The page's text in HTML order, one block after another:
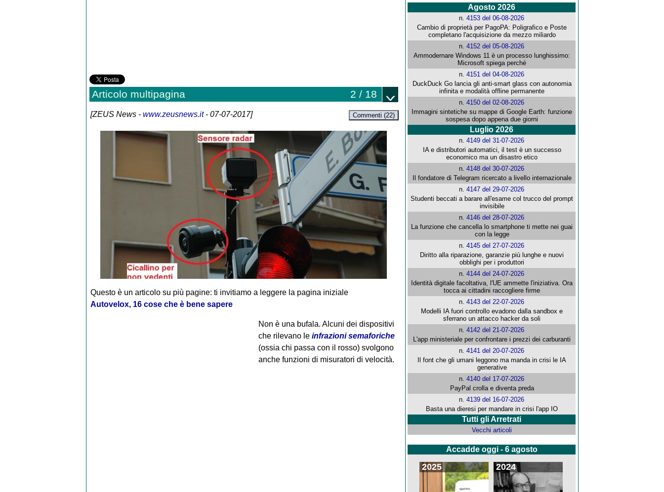
Articolo multipagina 2 / 18
[ZEUS News- www.zeusnews.it- 07-07-2017] Commenti (22)
Questo è un articolo su più pagine: ti invitiamo a leggere la pagina iniziale
Autovelox, 16 cose che è bene sapere
Non è una bufala. Alcuni dei dispositivi
che rilevano le infrazioni semaforiche
(ossia chi passa con il rosso) svolgono
anche funzioni di misuratori di velocità.
Agosto 2026
n.4153 del 06-08-2026
Cambio di proprietà per PagoPA: Poligrafico e Poste
completano l'acquisizione da mezzo miliardo
n.4152 del 05-08-2026
Ammodernare Windows 11 è un processo lunghissimo:
Microsoft spiega perché
n.4151 del 04-08-2026
DuckDuck Go lancia gli anti-smart glass con autonomia
infinita e modalità offline permanente
n.4150 del 02-08-2026
Immagini sintetiche su mappe di Google Earth: funzione
sospesa dopo appena due giorni
Luglio 2026
n.4149 del 31-07-2026
IA e distributori automatici, il test è un successo
economico ma un disastro etico
n.4148 del 30-07-2026
Il fondatore di Telegram ricercato a livello internazionale
n.4147 del 29-07-2026
Studenti beccati a barare all'esame col trucco del prompt
invisibile
n.4146 del 28-07-2026
La funzione che cancella lo smartphone ti mette nei guai
con la legge
n.4145 del 27-07-2026
Diritto alla riparazione, garanzie più lunghe e nuovi
obblighi per i produttori
n.4144 del 24-07-2026
Identità digitale facoltativa, l'UE ammette l'iniziativa. Ora
tocca ai cittadini raccogliere firme
n.4143 del 22-07-2026
Modelli IA fuori controllo evadono dalla sandbox e
sferrano un attacco hacker da soli
n.4142 del 21-07-2026
L'app ministeriale per confrontare i prezzi dei carburanti
n.4141 del 20-07-2026
Il font che gli umani leggono ma manda in crisi le IA
generative
n.4140 del 17-07-2026
PayPal crolla e diventa preda
n.4139 del 16-07-2026
Basta una dieresi per mandare in crisi l'app IO
Tutti gli Arretrati
Vecchi articoli
Accadde oggi - 6 agosto
2025 2024